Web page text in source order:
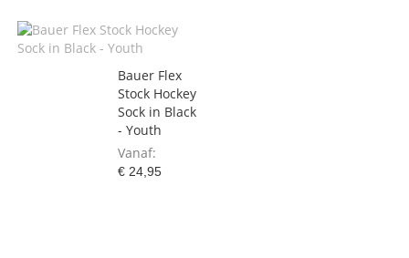
Bauer Flex
Stock Hockey
Sock in Black
- Youth
Vanaf
€ 24,95